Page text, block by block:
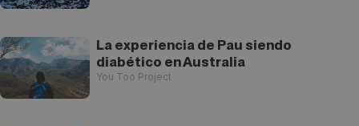
La experiencia de Pau siendo
diabético en Australia
You Too Project